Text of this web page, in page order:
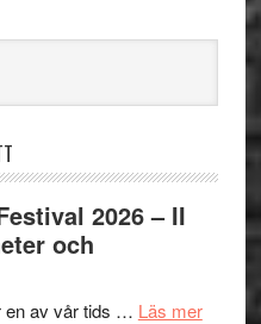
2026 – II
och
en av vår tids … Läs merom